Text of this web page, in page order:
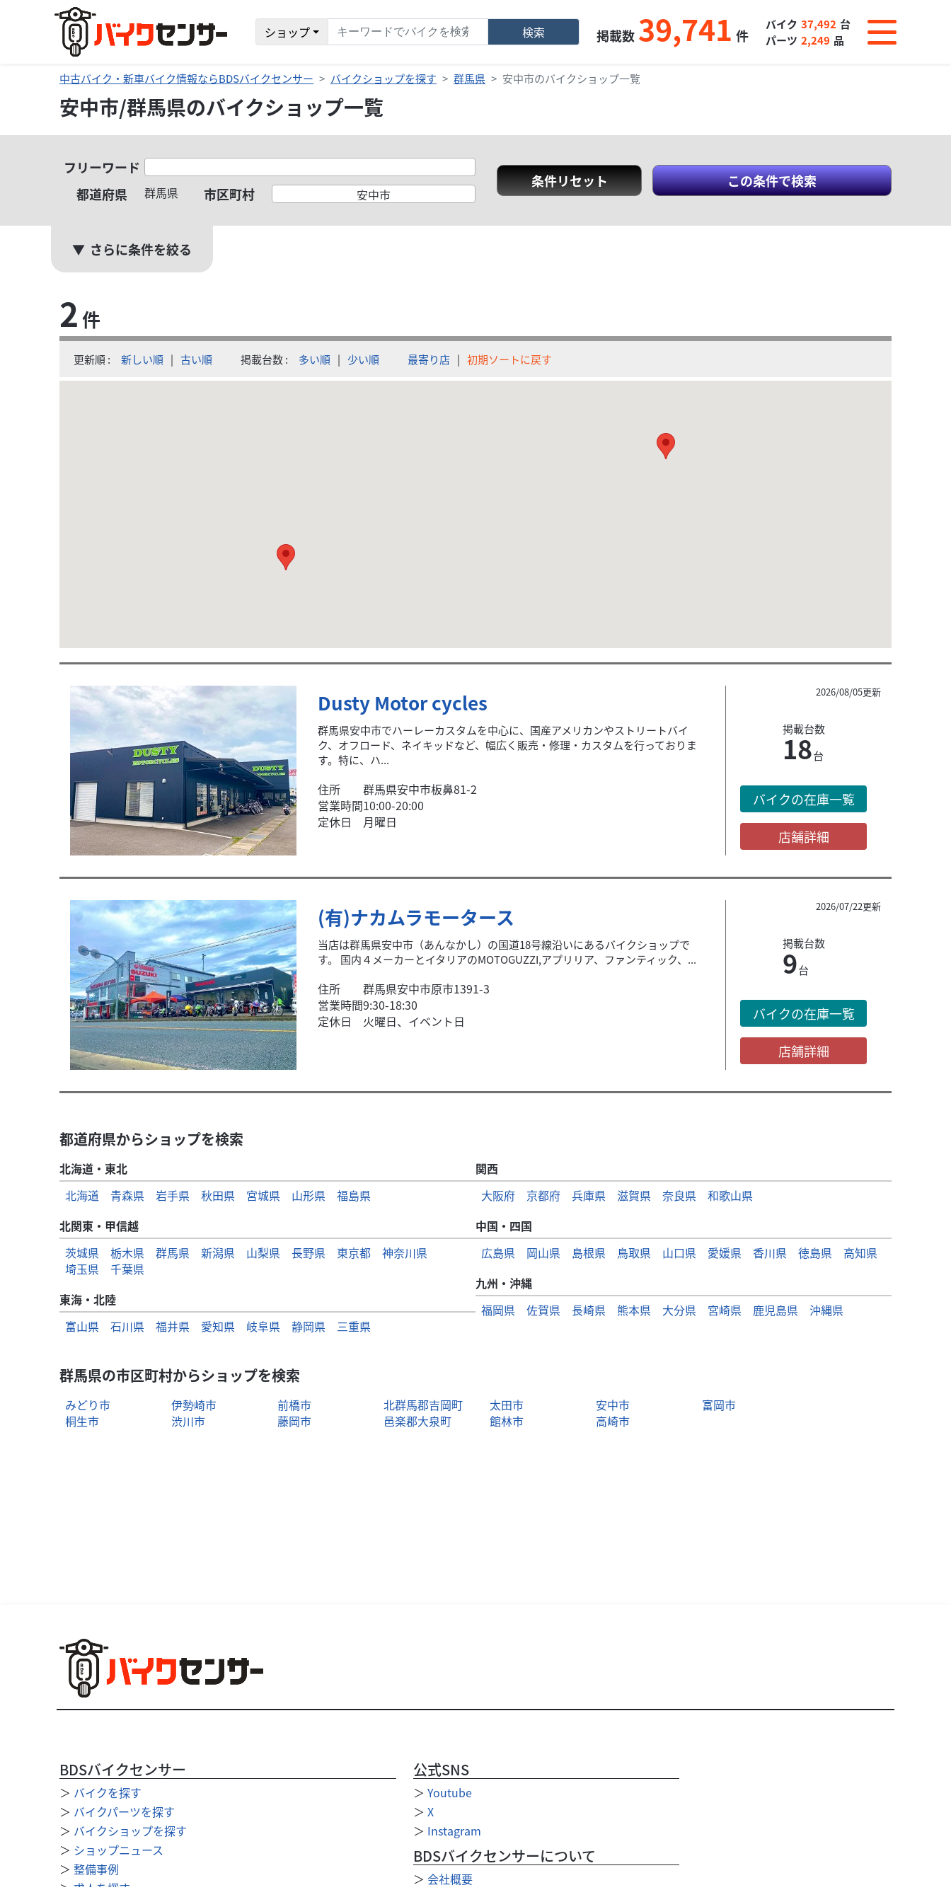
ショップ 検索 掲載数 39,741 件
バイク 37,492 台
パーツ 2,249 品
中古バイク・新車バイク情報ならBDSバイクセンサー バイクショップを探す 群馬県 安中市のバイクショップ一覧
安中市/群馬県のバイクショップ一覧
フリーワード
都道府県
群馬県 市区町村 安中市
条件リセット この条件で検索
さらに条件を絞る
2件
更新順 新しい順 | 古い順 掲載台数 多い順 | 少い順 最寄り店 | 初期ソートに戻す
Dusty Motor cycles
群馬県安中市でハーレーカスタムを中心に、国産アメリカンやストリートバイ
ク、オフロード、ネイキッドなど、幅広く販売・修理・カスタムを行っておりま
す。特に、ハ...
住所
群馬県安中市板鼻81-2
営業時間10:00-20:00
定休日
月曜日
2026/08/05更新
掲載台数
18台
バイクの在庫一覧
店舗詳細
(有)ナカムラモータース
当店は群馬県安中市（あんなかし）の国道18号線沿いにあるバイクショップで
す。 国内４メーカーとイタリアのMOTOGUZZI,アプリリア、ファンティック、...
住所
群馬県安中市原市1391-3
営業時間9:30-18:30
定休日
火曜日、イベント日
2026/07/22更新
掲載台数
9台
バイクの在庫一覧
店舗詳細
都道府県からショップを検索
北海道・東北
北海道
青森県 岩手県 秋田県 宮城県 山形県
福島県
北関東・甲信越
茨城県
栃木県 群馬県 新潟県 山梨県 長野県 東京都
神奈川県
埼玉県
千葉県
東海・北陸
富山県
石川県 福井県 愛知県 岐阜県 静岡県 三重県
関西
大阪府
京都府 兵庫県 滋賀県 奈良県
和歌山県
中国・四国
広島県
岡山県 島根県 鳥取県 山口県 愛媛県 香川県 徳島県
高知県
九州・沖縄
福岡県
佐賀県 長崎県 熊本県 大分県 宮崎県 鹿児島県 沖縄県
群馬県の市区町村からショップを検索
みどり市 伊勢崎市 前橋市 北群馬郡吉岡町 太田市 安中市
富岡市
桐生市
渋川市 藤岡市 邑楽郡大泉町 館林市 高崎市
BDSバイクセンサー
＞ バイクを探す
＞ バイクパーツを探す
＞ バイクショップを探す
＞ ショップニュース
＞ 整備事例
＞ 求人を探す
公式SNS
＞ Youtube
＞ X
＞ Instagram
BDSバイクセンサーについて
＞ 会社概要